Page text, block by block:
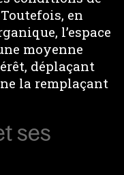
en
l’espace
moyenne
déplaçant
la remplaçant
ses